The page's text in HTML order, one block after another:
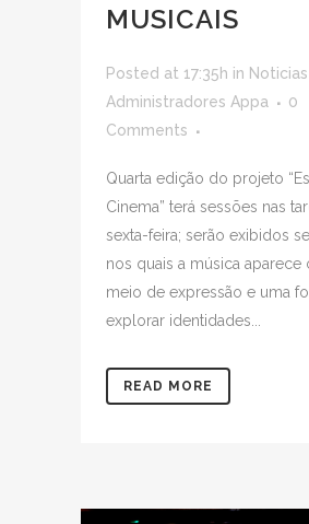
MUSICAIS
Posted at 17:35h in Noticias
Administradores Appa
0
Comments
Quarta edição do projeto
Cinema” terá sessões nas
sexta-feira; serão exibidos
nos quais a música aparece
meio de expressão e uma
explorar identidades...
READ MORE